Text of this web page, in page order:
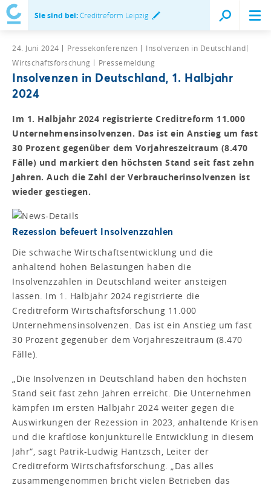
Sie sind bei:Creditreform Leipzig
24. Juni 2024 Pressekonferenzen
Insolvenzen in Deutschland
Wirtschaftsforschung
Pressemeldung
Insolvenzen in Deutschland, 1. Halbjahr
2024
Im 1. Halbjahr 2024 registrierte Creditreform 11.000
Unternehmensinsolvenzen. Das ist ein Anstieg um fast
30 Prozent gegenüber dem Vorjahreszeitraum (8.470
Fälle) und markiert den höchsten Stand seit fast zehn
Jahren. Auch die Zahl der Verbraucherinsolvenzen ist
wieder gestiegen.
Rezession befeuert Insolvenzzahlen
Die schwache Wirtschaftsentwicklung und die
anhaltend hohen Belastungen haben die
Insolvenzzahlen in Deutschland weiter ansteigen
lassen. Im 1. Halbjahr 2024 registrierte die
Creditreform Wirtschaftsforschung 11.000
Unternehmensinsolvenzen. Das ist ein Anstieg um fast
30 Prozent gegenüber dem Vorjahreszeitraum (8.470
Fälle).
„Die Insolvenzen in Deutschland haben den höchsten
Stand seit fast zehn Jahren erreicht. Die Unternehmen
kämpfen im ersten Halbjahr 2024 weiter gegen die
Auswirkungen der Rezession in 2023, anhaltende Krisen
und die kraftlose konjunkturelle Entwicklung in diesem
Jahr“, sagt Patrik-Ludwig Hantzsch, Leiter der
Creditreform Wirtschaftsforschung. „Das alles
zusammengenommen bricht vielen Betrieben das